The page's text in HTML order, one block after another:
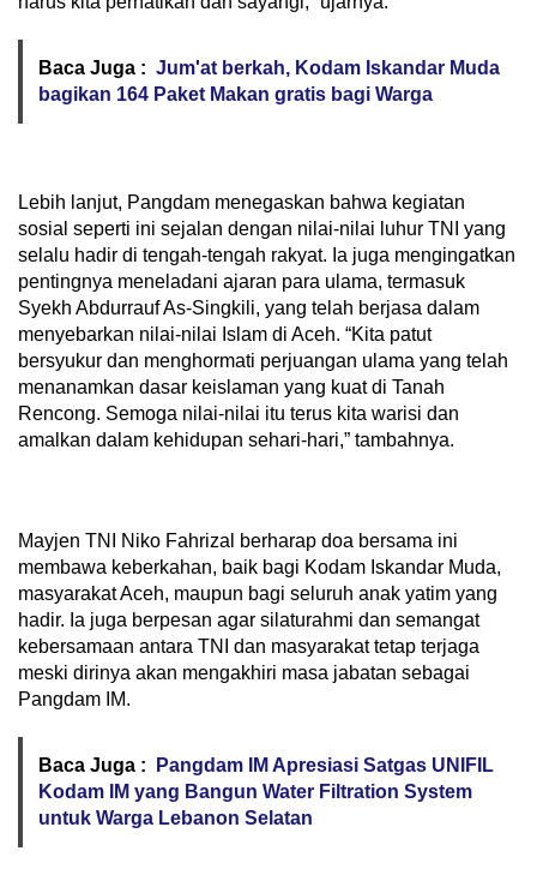
Baca Juga : Jum'at berkah, Kodam Iskandar Muda
bagikan 164 Paket Makan gratis bagi Warga
Lebih lanjut, Pangdam menegaskan bahwa kegiatan
sosial seperti ini sejalan dengan nilai-nilai luhur TNI yang
selalu hadir di tengah-tengah rakyat. Ia juga mengingatkan
pentingnya meneladani ajaran para ulama, termasuk
Syekh Abdurrauf As-Singkili, yang telah berjasa dalam
menyebarkan nilai-nilai Islam di Aceh. “Kita patut
bersyukur dan menghormati perjuangan ulama yang telah
menanamkan dasar keislaman yang kuat di Tanah
Rencong. Semoga nilai-nilai itu terus kita warisi dan
amalkan dalam kehidupan sehari-hari,” tambahnya.
Mayjen TNI Niko Fahrizal berharap doa bersama ini
membawa keberkahan, baik bagi Kodam Iskandar Muda,
masyarakat Aceh, maupun bagi seluruh anak yatim yang
hadir. Ia juga berpesan agar silaturahmi dan semangat
kebersamaan antara TNI dan masyarakat tetap terjaga
meski dirinya akan mengakhiri masa jabatan sebagai
Pangdam IM.
Baca Juga :
Pangdam IM Apresiasi Satgas UNIFIL
Kodam IM yang Bangun Water Filtration System
untuk Warga Lebanon Selatan